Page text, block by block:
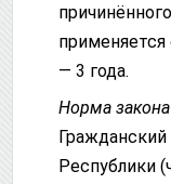
— 3 года.
Норма закона
Республики